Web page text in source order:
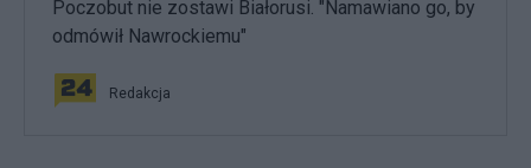
Poczobut nie zostawi Białorusi. "Namawiano go, by
odmówił Nawrockiemu"
Redakcja